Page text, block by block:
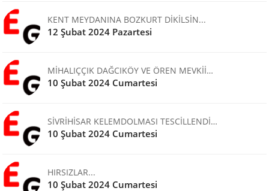
KENT MEYDANINA BOZKURT DİKİLSİN...
12 Şubat 2024 Pazartesi
MİHALIÇÇIK DAĞCIKÖY VE ÖREN MEVKİİ…
10 Şubat 2024 Cumartesi
SİVRİHİSAR KELEMDOLMASI TESCİLLENDİ…
10 Şubat 2024 Cumartesi
HIRSIZLAR...
10 Şubat 2024 Cumartesi